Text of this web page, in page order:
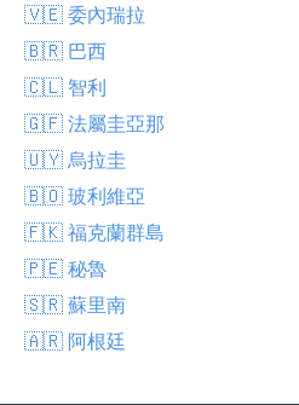
🇻🇪 委內瑞拉
🇧🇷 巴西
🇨🇱 智利
🇬🇫 法屬圭亞那
🇺🇾 烏拉圭
🇧🇴 玻利維亞
🇫🇰 福克蘭群島
🇵🇪 秘魯
🇸🇷 蘇里南
🇦🇷 阿根廷